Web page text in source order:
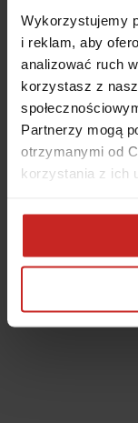
Wykorzystujemy
i reklam, aby
analizować ruch
korzystasz z
Partnerzy mogą
otrzymanymi od
korzystania z ich